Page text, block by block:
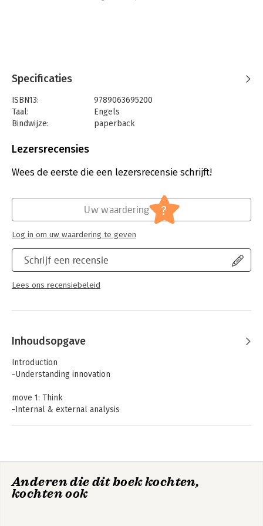
Specificaties
ISBN13:
9789063695200
Taal:
Engels
Bindwijze:
paperback
Uitgever:
Verschijningsdatum:
17-1-2019
Strategisch management
Lezersrecensies
Wees de eerste die een lezersrecensie schrijft!
Schrijf een recensie
Lees ons recensiebeleid
Uw waardering ?
Log in om uw waardering te geven
Inhoudsopgave
Introduction
-Understanding innovation
move 1: Think
-Internal & external analysis
-Strategy implementation
Anderen die dit boek kochten,
kochten ook